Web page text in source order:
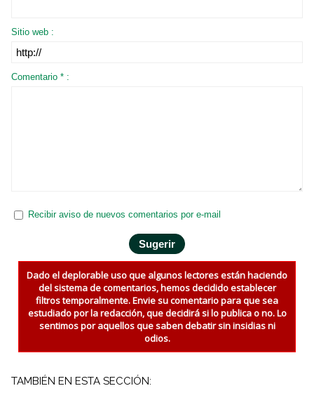
Sitio web :
Comentario * :
Recibir aviso de nuevos comentarios por e-mail
Dado el deplorable uso que algunos lectores están haciendo
del sistema de comentarios, hemos decidido establecer
filtros temporalmente. Envie su comentario para que sea
estudiado por la redacción, que decidirá si lo publica o no. Lo
sentimos por aquellos que saben debatir sin insidias ni
odios.
TAMBIÉN EN ESTA SECCIÓN: